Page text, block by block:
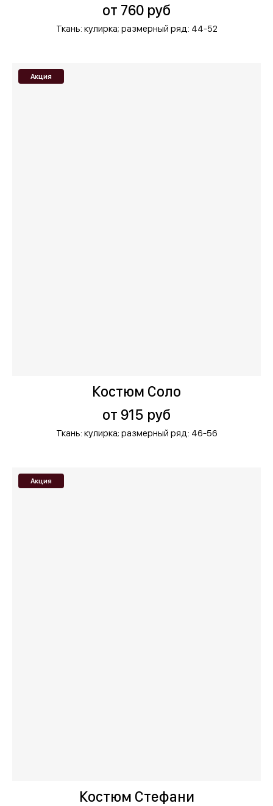
от 760 руб
Ткань: кулирка; размерный ряд: 44-52
Акция
Костюм Соло
от 915 руб
Ткань: кулирка; размерный ряд: 46-56
Акция
Костюм Стефани